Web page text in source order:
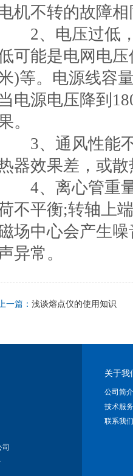
机不转的故障
2、电压过低，
可能是电网电
)等。电源线容
电源电压降到
。
3、通风性能不
器效果差，或
4、离心管重量
不平衡;转轴上
场中心会产生
异常。
一篇： 浅谈熔点仪的使用知识
关于我
公司简介
技术服务
联系我们